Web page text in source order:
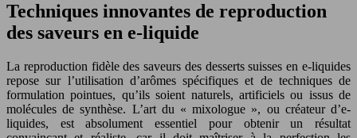
Techniques innovantes de reproduction
des saveurs en e-liquide
La reproduction fidèle des saveurs des desserts suisses en e-liquides
repose sur l’utilisation d’arômes spécifiques et de techniques de
formulation pointues, qu’ils soient naturels, artificiels ou issus de
molécules de synthèse. L’art du « mixologue », ou créateur d’e-
liquides, est absolument essentiel pour obtenir un résultat